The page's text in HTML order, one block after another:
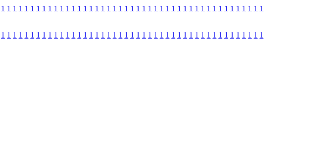
1 1 1 1 1 1 1 1 1 1 1 1 1 1 1 1 1 1 1 1 1 1 1 1 1 1 1 1 1 1 1 1 1 1 1 1 1 1 1 1 1 1 1 1 1
1 1 1 1 1 1 1 1 1 1 1 1 1 1 1 1 1 1 1 1 1 1 1 1 1 1 1 1 1 1 1 1 1 1 1 1 1 1 1 1 1 1 1 1 1